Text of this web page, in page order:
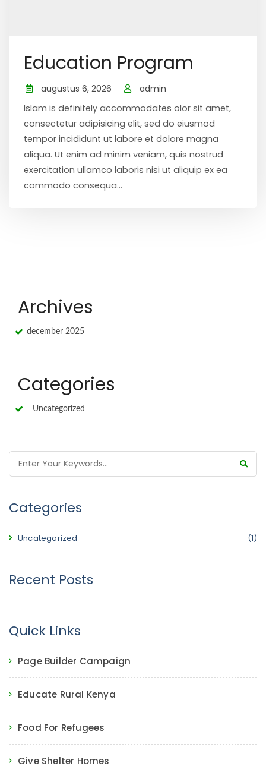
Education Program
augustus 6, 2026
admin
Islam is definitely accommodates olor sit amet,
consectetur adipisicing elit, sed do eiusmod
tempor incididunt ut labore et dolore magna
aliqua. Ut enim ad minim veniam, quis nostrud
exercitation ullamco laboris nisi ut aliquip ex ea
commodo consequa...
Archives
december 2025
Categories
Uncategorized
Categories
Uncategorized (1)
Recent Posts
Quick Links
Page Builder Campaign
Educate Rural Kenya
Food For Refugees
Give Shelter Homes